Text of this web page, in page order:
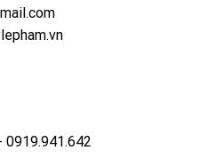
0919.941.642